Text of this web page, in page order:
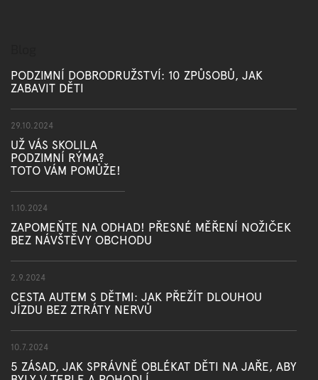
PODZIMNÍ DOBRODRUŽSTVÍ: 10 ZPŮSOBŮ, JAK
ZABAVIT DĚTI
29.10.2024
UŽ VÁS SKOLILA
PODZIMNÍ RÝMA?
TOTO VÁM POMŮŽE!
1.10.2024
ZAPOMEŇTE NA ODHAD! PŘESNÉ MĚŘENÍ NOŽIČEK
BEZ NÁVŠTĚVY OBCHODU
2.9.2024
CESTA AUTEM S DĚTMI: JAK PŘEŽÍT DLOUHOU
JÍZDU BEZ ZTRÁTY NERVŮ
10.7.2024
5 ZÁSAD, JAK SPRÁVNĚ OBLÉKAT DĚTI NA JAŘE, ABY